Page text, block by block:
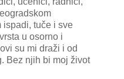
ispadi, tuče i sve
u osorno i
su mi draži i od
Bez njih bi moj život